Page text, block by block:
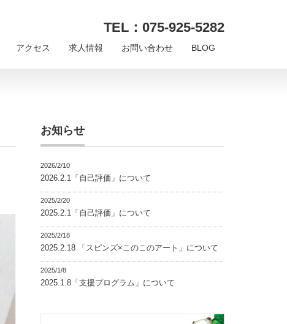
TEL：075-925-5282
アクセス 求人情報 お問い合わせ BLOG
お知らせ
2026/2/10
2026.2.1「自己評価」について
2025/2/20
2025.2.1「自己評価」について
2025/2/18
2025.2.18 「スピンズ×このこのアート」について
2025/1/8
2025.1.8「支援プログラム」について